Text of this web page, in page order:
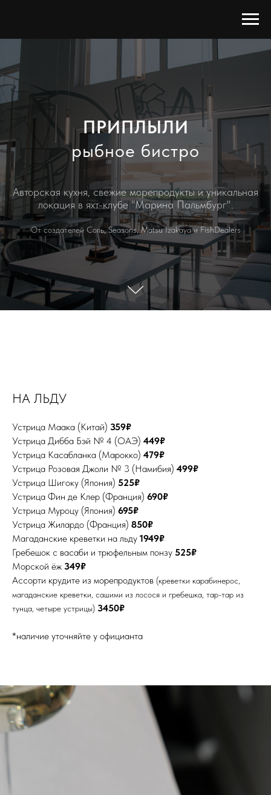
ПРИПЛЫЛИ
рыбное бистро
Авторская кухня, свежие морепродукты и уникальная
локация в яхт-клубе "Марина Пальмбург".
От создателей Соль, Seasons, Matsu Izakaya и FishDealers
НА ЛЬДУ
Устрица Маака (Китай) 359₽
Устрица Дибба Бэй № 4 (ОАЭ) 449₽
Устрица Касабланка (Марокко) 479₽
Устрица Розовая Джоли № 3 (Намибия) 499₽
Устрица Шигоку (Япония) 525₽
Устрица Фин де Клер (Франция) 690₽
Устрица Муроцу (Япония) 695₽
Устрица Жилардо (Франция) 850₽
Магаданские креветки на льду 1949₽
Гребешок с васаби и трюфельным понзу 525₽
Морской ёж 349₽
Ассорти крудите из морепродуктов (креветки карабинерос,
магаданские креветки, сашими из лосося и гребешка, тар-тар из
тунца, четыре устрицы) 3450₽
*наличие уточняйте у официанта